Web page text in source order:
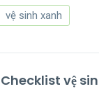
vệ sinh xanh
Checklist vệ